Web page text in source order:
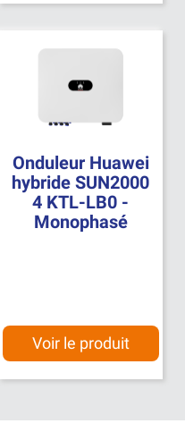
Onduleur Huawei
hybride SUN2000
4 KTL-LB0 -
Monophasé
Voir le produit